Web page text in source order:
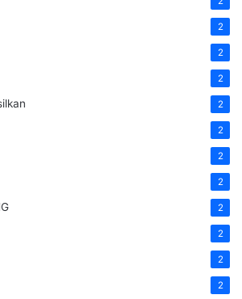
2
2
2
2
2
2
2
2
2
2
2